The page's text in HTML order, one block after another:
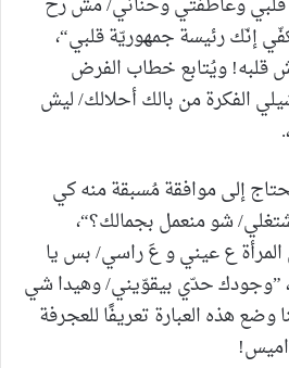
إنّك رئيسة جمهوريّة قلبي“،
قلبه! ويُتابع خطاب الفرض
الفكرة من بالك أحلالك/ ليش
إلى موافقة مُسبقة منه كي
شو منعمل بجمالك؟“،
ع عيني و عَ راسي/ بس يا
”وجودك حدّي بيقوّيني/ وهيدا شي
وضع هذه العبارة تعريفًا للعجرفة